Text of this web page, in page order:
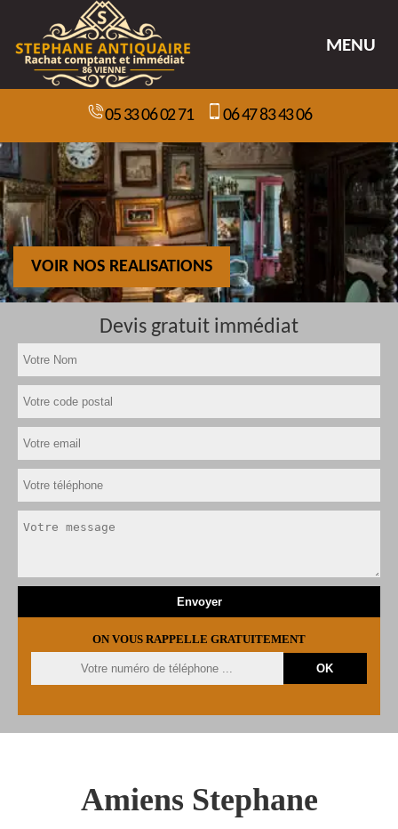
MENU
05 33 06 02 71 06 47 83 43 06
VOIR NOS REALISATIONS
Devis gratuit immédiat
ON VOUS RAPPELLE GRATUITEMENT
Amiens Stephane